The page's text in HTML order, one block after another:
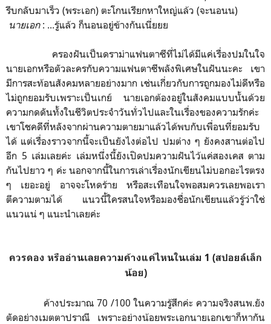
รีบกลับมาเร็ว (พระเอก) ตะโกนเรียกหาใหญ่แล้ว (จะนอนน)
นายเอก : ...รู้แล้ว ก็นอนอยู่ข้างกันเนี่ยยย
ครองฝันเป็นดราม่าแฟนตาซีที่ไม่ได้มีแค่เรื่องปมในใจ
นายเอกหรือตัวละครกับความแฟนตาซีพลังพิเศษในฝันนะคะ เขา
มีการสะท้อนสังคมหลายอย่างมาก เช่นเกี่ยวกับการถูกมองไม่ดีหรือ
ไม่ถูกยอมรับเพราะเป็นเกย์ นายเอกต้องอยู่ในสังคมแบบนั้นด้วย
ความกดดันทั้งในชีวิตประจำวันทั่วไปและในเรื่องของความรักค่ะ
เขาโชคดีที่หลังจากผ่านความตายมาแล้วได้พบกับเพื่อนที่ยอมรับ
ได้ แต่เรื่องราวจากนี้จะเป็นยังไงต่อไป ปมต่าง ๆ ยังคงสานต่อไป
อีก 5 เล่มเลยค่ะ เล่มหนึ่งนี้ยังเปิดปมความฝันไว้แค่สองเคส ตาม
กันไปยาว ๆ ค่ะ นอกจากนี้ในการเล่าเรื่องนักเขียนไม่บอกอะไรตรง
ๆ เยอะอยู่ อาจจะโหดร้าย หรือสะเทือนใจพอสมควรเลยพอเรา
ตีความตามได้ แนวนี้ใครสนใจหรือมองชื่อนักเขียนแล้วรู้ว่าใช่
แนวแน่ ๆ แนะนำเลยค่ะ
ควรดอง หรืออ่านเลยความค้างแค่ไหนในเล่ม 1 (สปอยล์เล็ก
น้อย)
ค้างประมาณ 70 /100 ในความรู้สึกค่ะ ความจริงสนพ.ยัง
ตัดอย่างเมตตาปราณี เพราะอย่างน้อยพระเอกนายเอกเขาก็หากัน